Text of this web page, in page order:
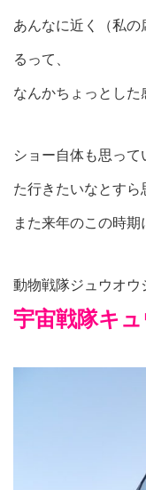
あんなに近く（私
るって、
なんかちょっとした
ショー自体も思って
た行きたいなとすら
また来年のこの時期
動物戦隊ジュウオウ
宇宙戦隊キ